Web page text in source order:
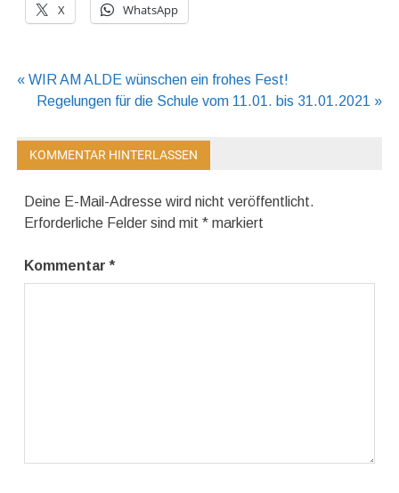
X WhatsApp
Beitragsnavigation
« WIR AM ALDE wünschen ein frohes Fest!
Regelungen für die Schule vom 11.01. bis 31.01.2021 »
KOMMENTAR HINTERLASSEN
Deine E-Mail-Adresse wird nicht veröffentlicht.
Erforderliche Felder sind mit* markiert
Kommentar*